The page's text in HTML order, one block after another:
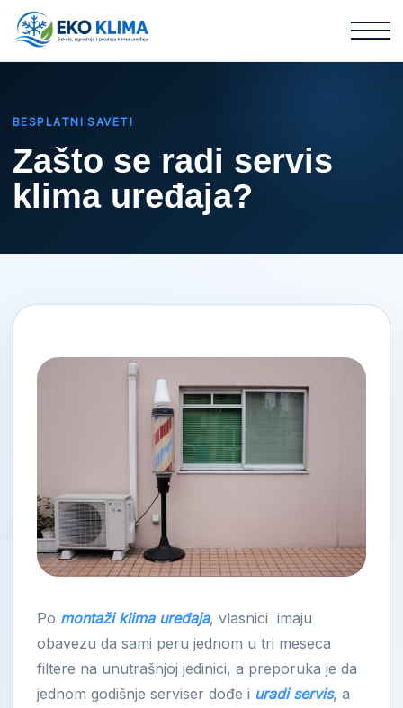
BESPLATNI SAVETI
Zašto se radi servis
klima uređaja?
Po montaži klima uređaja, vlasnici imaju
obavezu da sami peru jednom u tri meseca
filtere na unutrašnjoj jedinici, a preporuka je da
jednom godišnje serviser dođe i uradi servis, a